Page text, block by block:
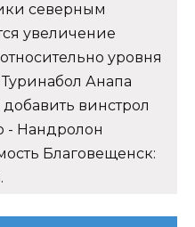
северным
увеличение
уровня
Туринабол Анапа
винстрол
- Нандролон
Благовещенск: